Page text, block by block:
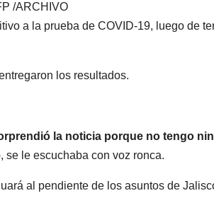
/ARCHIVO
a la prueba de COVID-19, luego de
los resultados.
la noticia porque no tengo
se le escuchaba con voz ronca.
al pendiente de los asuntos de